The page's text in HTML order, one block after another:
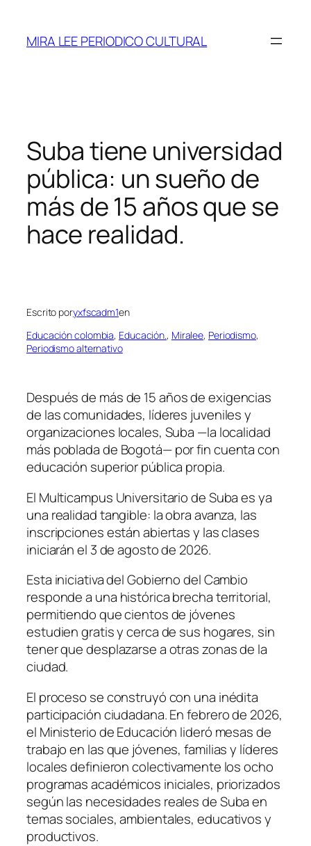
contenido
MIRA LEE PERIODICO CULTURAL
Suba tiene universidad
pública: un sueño de
más de 15 años que se
hace realidad.
Escrito poryxfscadm1en
Educación colombia, Educación. , Miralee, Periodismo
Periodismo alternativo
Después de más de 15 años de exigencias
de las comunidades, líderes juveniles y
organizaciones locales, Suba —la localidad
más poblada de Bogotá— por fin cuenta con
educación superior pública propia.
El Multicampus Universitario de Suba es ya
una realidad tangible: la obra avanza, las
inscripciones están abiertas y las clases
iniciarán el 3 de agosto de 2026.
Esta iniciativa del Gobierno del Cambio
responde a una histórica brecha territorial,
permitiendo que cientos de jóvenes
estudien gratis y cerca de sus hogares, sin
tener que desplazarse a otras zonas de la
ciudad.
El proceso se construyó con una inédita
participación ciudadana. En febrero de 2026,
el Ministerio de Educación lideró mesas de
trabajo en las que jóvenes, familias y líderes
locales definieron colectivamente los ocho
programas académicos iniciales, priorizados
según las necesidades reales de Suba en
temas sociales, ambientales, educativos y
productivos.